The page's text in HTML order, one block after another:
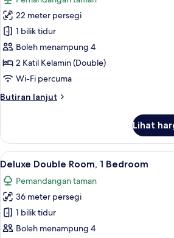
foto
untuk
Standard
Double
Room,
1
Bedroom
22 meter persegi
1 bilik tidur
Boleh menampung 4
2 Katil Kelamin (Double)
Wi-Fi percuma
Butiran lanjut
Butiran
Double
Room,
1
Lihat
Lihat
semua
foto
untuk
Deluxe
Double
Deluxe
5
Deluxe Double Room, 1 Bedroom
Pemandangan taman
36 meter persegi
1 bilik tidur
Boleh menampung 4